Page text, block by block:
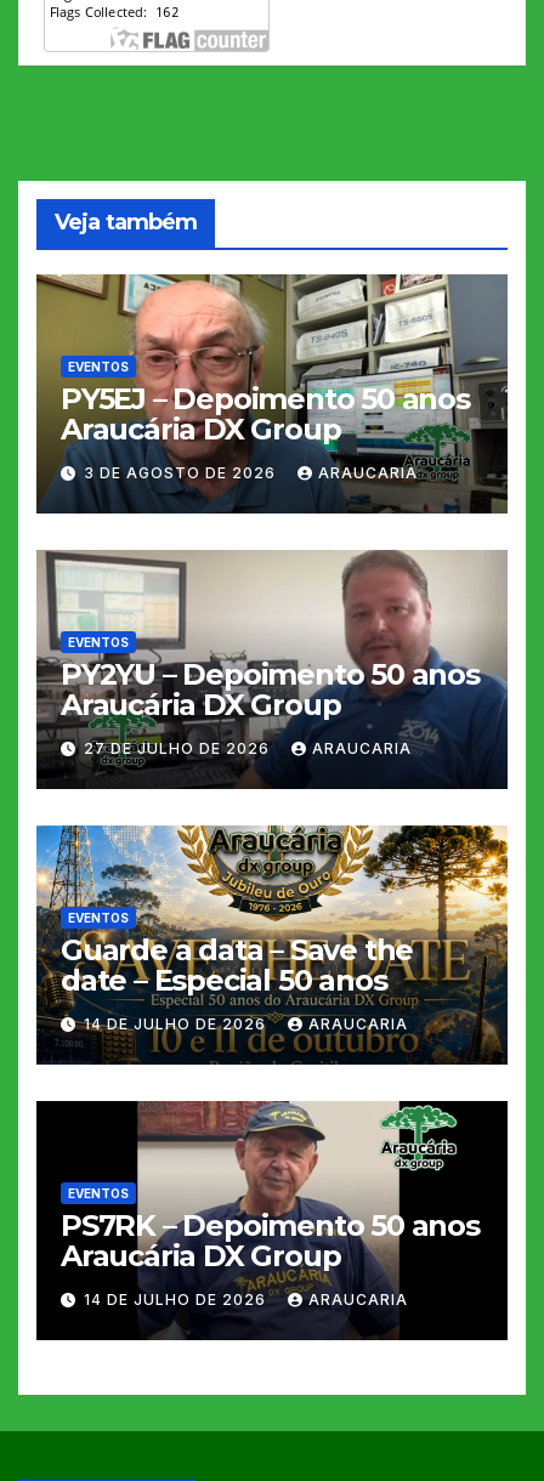
Veja também
EVENTOS
PY5EJ – Depoimento 50 anos
Araucária DX Group
3 DE AGOSTO DE 2026 ARAUCARIA
EVENTOS
PY2YU – Depoimento 50 anos
Araucária DX Group
27 DE JULHO DE 2026 ARAUCARIA
EVENTOS
Guarde a data – Save the
date – Especial 50 anos
14 DE JULHO DE 2026 ARAUCARIA
EVENTOS
PS7RK – Depoimento 50 anos
Araucária DX Group
14 DE JULHO DE 2026 ARAUCARIA